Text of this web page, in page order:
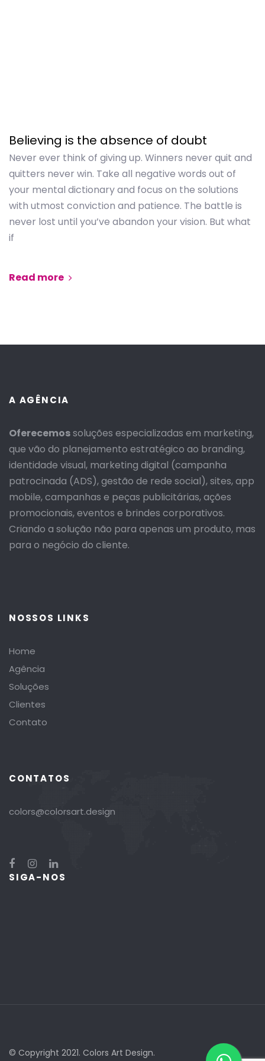
Believing is the absence of doubt
Never ever think of giving up. Winners never quit and
quitters never win. Take all negative words out of
your mental dictionary and focus on the solutions
with utmost conviction and patience. The battle is
never lost until you’ve abandon your vision. But what
if
Read more
A AGÊNCIA
Oferecemossoluções especializadas em marketing,
que vão do planejamento estratégico ao branding,
identidade visual, marketing digital (campanha
patrocinada (ADS), gestão de rede social), sites, app
mobile, campanhas e peças publicitárias, ações
promocionais, eventos e brindes corporativos.
Criando a solução não para apenas um produto, mas
para o negócio do cliente.
NOSSOS LINKS
Home
Agência
Soluções
Clientes
Contato
CONTATOS
colors@colorsart.design
SIGA-NOS
© Copyright 2021. Colors Art Design.